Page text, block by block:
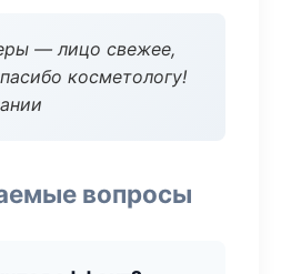
— лицо свежее,
косметологу!
вопросы